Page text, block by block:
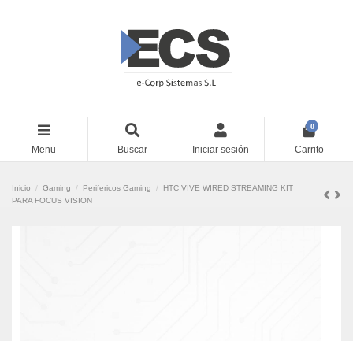
Menu Buscar Iniciar sesión
0
Carrito
Inicio Gaming Perifericos Gaming
HTC VIVE WIRED STREAMING KIT
PARA FOCUS VISION